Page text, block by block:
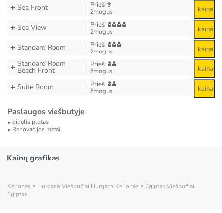
Sea Front Prieš
žmogus kaina
Sea View Prieš
žmogus kaina
Standard Room Prieš
žmogus kaina
Standard Room
Beach Front
Prieš
žmogus kaina
Suite Room Prieš
žmogus kaina
Paslaugos viešbutyje
didelis plotas
Renovacijos metai
Kainų grafikas
Kelionės в Hurgada Viešbučiai Hurgada Kelionės в Egiptas Viešbučiai
Egiptas